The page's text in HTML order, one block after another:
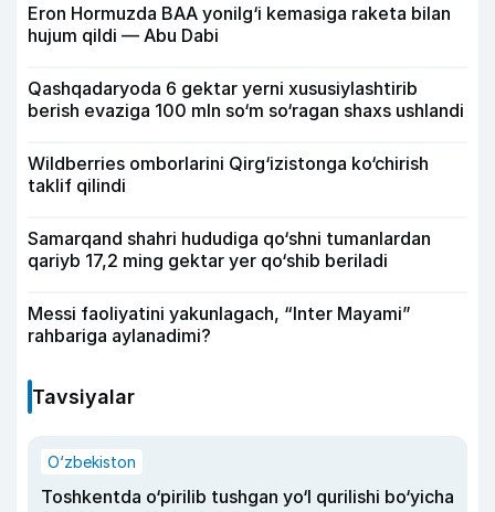
Eron Hormuzda BAA yonilg‘i kemasiga raketa bilan
hujum qildi — Abu Dabi
Qashqadaryoda 6 gektar yerni xususiylashtirib
berish evaziga 100 mln so‘m so‘ragan shaxs ushlandi
Wildberries omborlarini Qirg‘izistonga ko‘chirish
taklif qilindi
Samarqand shahri hududiga qo‘shni tumanlardan
qariyb 17,2 ming gektar yer qo‘shib beriladi
Messi faoliyatini yakunlagach, “Inter Mayami”
rahbariga aylanadimi?
Tavsiyalar
O‘zbekiston
Toshkentda o‘pirilib tushgan yo‘l qurilishi bo‘yicha